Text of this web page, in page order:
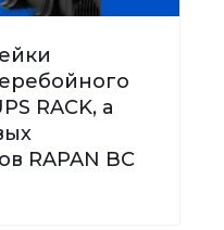
RACK, а
RAPAN BC